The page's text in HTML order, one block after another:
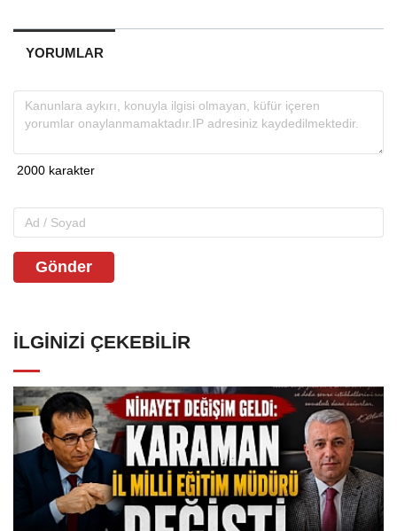
YORUMLAR
Gönder
İLGINIZI ÇEKEBILIR